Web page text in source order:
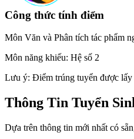
Công thức tính điểm
Môn Văn và Phân tích tác phẩm
Môn năng khiếu: Hệ số 2
Lưu ý: Điểm trúng tuyển được lấy
Thông Tin Tuyển
Dựa trên thông tin mới nhất có